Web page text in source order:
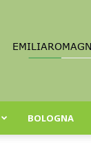
Romagna
BOLOGNA